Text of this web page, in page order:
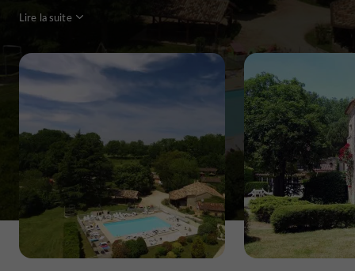
Lire la suite